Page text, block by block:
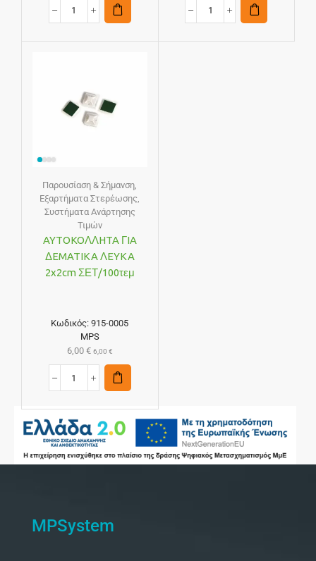
Παρουσίαση & Σήμανση
Εξαρτήματα Στερέωσης
Συστήματα Ανάρτησης
Τιμών
AYTOKOΛΛHTA ΓIA
ΔEMATIKA ΛEYKA
2x2cm ΣΕΤ/100τεμ
Κωδικός:915-0005
MPS
6,00 € 6,00 €
MPSystem